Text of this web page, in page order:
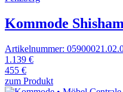
Kommode
Artikelnummer:
1.139 €
455 €
zum Produkt